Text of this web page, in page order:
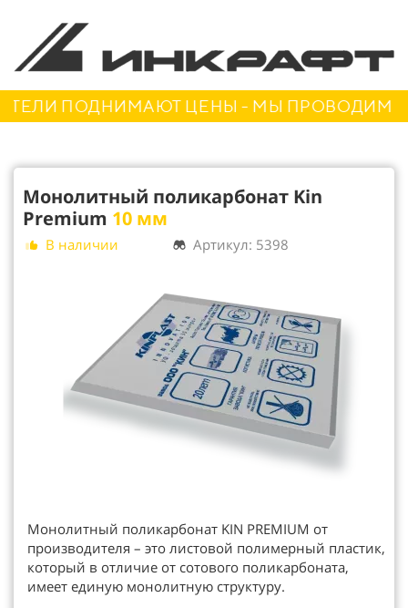
ПОДНИМАЮТ ЦЕНЫ - МЫ ПРОВОДИМ
Монолитный поликарбонат Kin
Premium 10 мм
В наличии Артикул: 5398
Монолитный поликарбонат KIN PREMIUM от
производителя – это листовой полимерный пластик,
который в отличие от сотового поликарбоната,
имеет единую монолитную структуру.